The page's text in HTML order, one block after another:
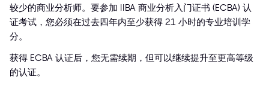
较少的商业分析师。要参加 IIBA 商业分析入门证书 (ECBA) 认
证考试，您必须在过去四年内至少获得 21 小时的专业培训学
分。
获得 ECBA 认证后，您无需续期，但可以继续提升至更高等级
的认证。